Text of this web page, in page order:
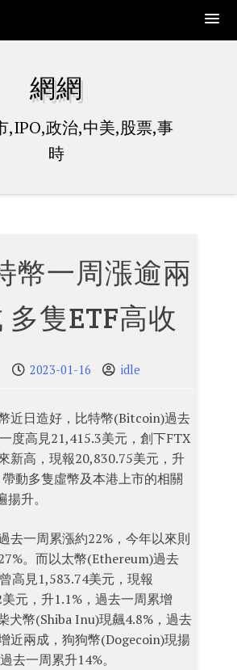
網網
,IPO,政治,中美,股票,事
時
幣一周漲逾兩
多隻ETF高收
2023-01-16 idle
近日造好，比特幣(Bitcoin)過去
度高見21,415.3美元，創下FTX
新高，現報20,830.75美元，升
動多隻虛幣及本港上市的相關
揚升。
去一周累漲約22%，今年以來則
。而以太幣(Ethereum)過去
高見1,583.74美元，現報
元，升1.1%，過去一周累增
犬幣(Shiba Inu)現飆4.8%，過去
近兩成，狗狗幣(Dogecoin)現揚
去一周累升14%。